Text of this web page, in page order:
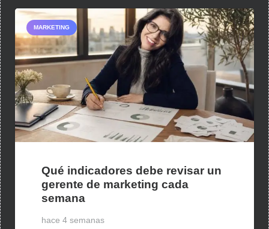
MARKETING
Qué indicadores debe revisar un
gerente de marketing cada
semana
hace 4 semanas